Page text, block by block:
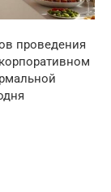
проведения